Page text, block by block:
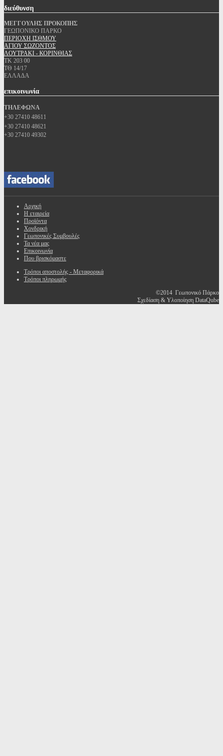
διεύθυνση
ΜΕΓΓΟΥΛΗΣ ΠΡΟΚΟΠΗΣ
ΓΕΩΠΟΝΙΚΟ ΠΑΡΚΟ
ΠΕΡΙΟΧΗ ΙΣΘΜΟΥ
ΑΓΙΟΥ ΣΩΖΟΝΤΟΣ
ΛΟΥΤΡΑΚΙ - ΚΟΡΙΝΘΙΑΣ
ΤΚ 203 00
ΤΘ 14/17
ΕΛΛΑΔΑ
επικοινωνία
ΤΗΛΕΦΩΝΑ
+30 27410 48611
+30 27410 48621
+30 27410 49302
Αρχική
Η εταιρεία
Προϊόντα
Χονδρική
Γεωπονικές Συμβουλές
Τα νέα μας
Επικοινωνία
Που βρισκόμαστε
Τρόποι αποστολής - Μεταφορικά
Τρόποι πληρωμής
©2014 Γεωπονικό Πάρκο
Σχεδίαση & Υλοποίηση DataQube